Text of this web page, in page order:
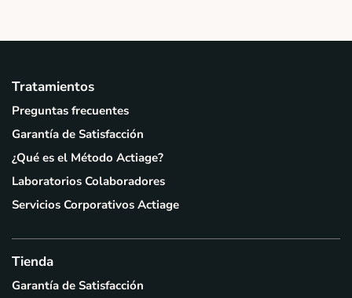
Tratamientos
Preguntas frecuentes
Garantía de Satisfacción
¿Qué es el Método Actiage?
Laboratorios Colaboradores
Servicios Corporativos Actiage
Tienda
Garantía de Satisfacción